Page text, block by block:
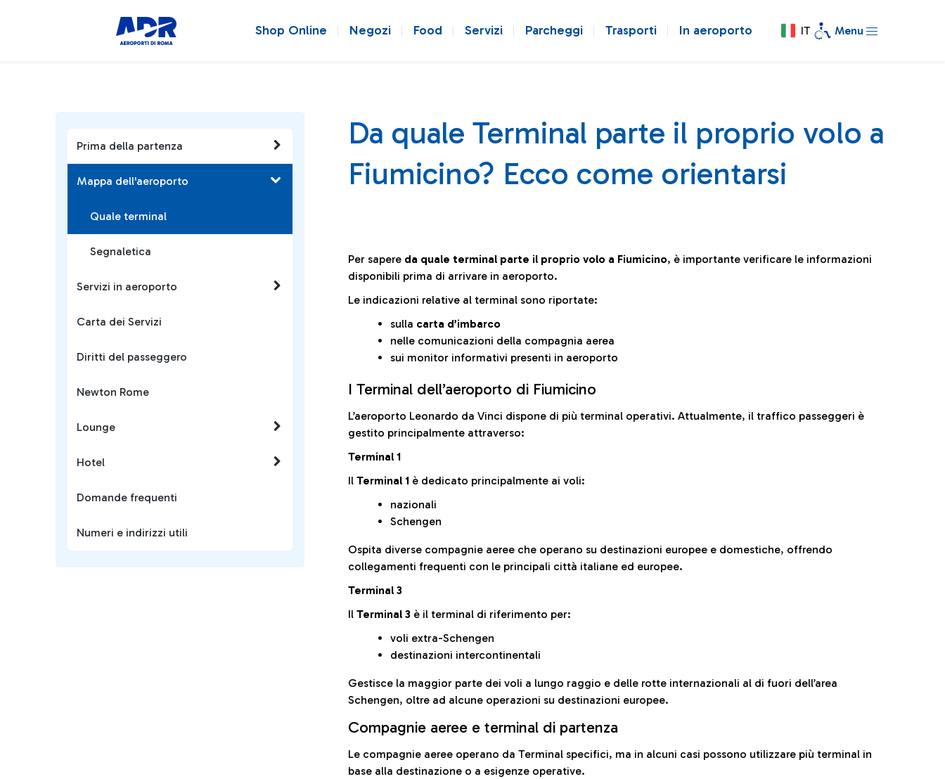
Shop Online Negozi Food Servizi Parcheggi Trasporti In aeroporto IT Menu
Prima della partenza
Mappa dell'aeroporto
Quale terminal
Segnaletica
Servizi in aeroporto
Carta dei Servizi
Diritti del passeggero
Newton Rome
Lounge
Hotel
Domande frequenti
Numeri e indirizzi utili
Da quale Terminal parte il proprio volo a
Fiumicino? Ecco come orientarsi
Per sapere da quale terminal parte il proprio volo a Fiumicino, è importante verificare le informazioni
disponibili prima di arrivare in aeroporto.
Le indicazioni relative al terminal sono riportate:
sulla carta d’imbarco
nelle comunicazioni della compagnia aerea
sui monitor informativi presenti in aeroporto
I Terminal dell’aeroporto di Fiumicino
L’aeroporto Leonardo da Vinci dispone di più terminal operativi. Attualmente, il traffico passeggeri è
gestito principalmente attraverso:
Terminal 1
Il Terminal 1 è dedicato principalmente ai voli:
nazionali
Schengen
Ospita diverse compagnie aeree che operano su destinazioni europee e domestiche, offrendo
collegamenti frequenti con le principali città italiane ed europee.
Terminal 3
Il Terminal 3 è il terminal di riferimento per:
voli extra-Schengen
destinazioni intercontinentali
Gestisce la maggior parte dei voli a lungo raggio e delle rotte internazionali al di fuori dell’area
Schengen, oltre ad alcune operazioni su destinazioni europee.
Compagnie aeree e terminal di partenza
Le compagnie aeree operano da Terminal specifici, ma in alcuni casi possono utilizzare più terminal in
base alla destinazione o a esigenze operative.